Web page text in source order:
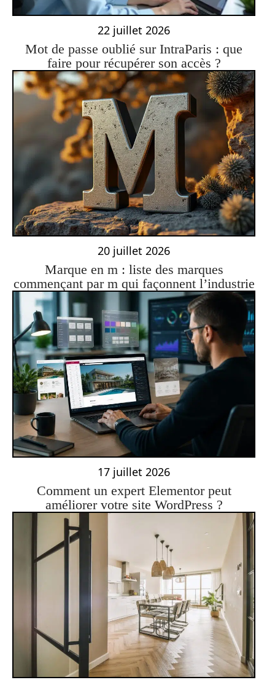
22 juillet 2026
Mot de passe oublié sur IntraParis : que
faire pour récupérer son accès ?
20 juillet 2026
Marque en m : liste des marques
commençant par m qui façonnent l’industrie
17 juillet 2026
Comment un expert Elementor peut
améliorer votre site WordPress ?